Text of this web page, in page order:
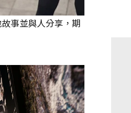
事並與人分享，期